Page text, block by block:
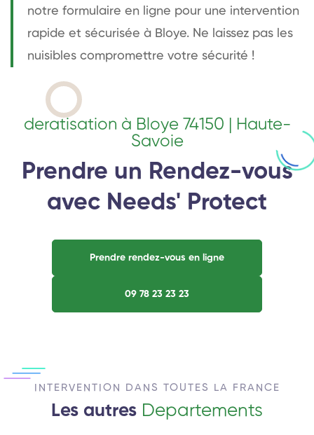
notre formulaire en ligne pour une intervention
rapide et sécurisée à Bloye. Ne laissez pas les
nuisibles compromettre votre sécurité !
deratisation à Bloye 74150 | Haute-
Savoie
Prendre un Rendez-vous
avec Needs' Protect
Prendre rendez-vous en ligne
09 78 23 23 23
INTERVENTION DANS TOUTES LA FRANCE
Les autres Departements